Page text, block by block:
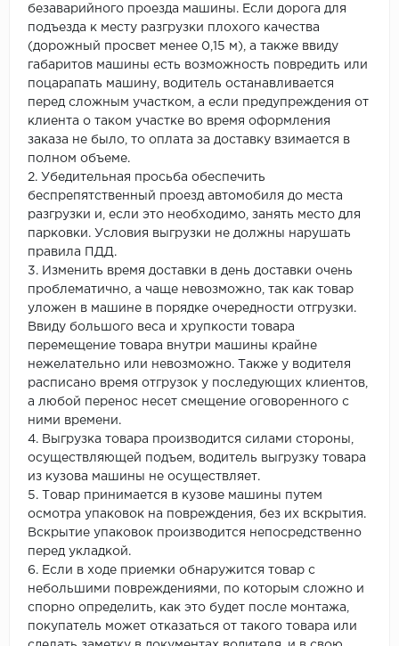
безаварийного проезда машины. Если дорога для
подъезда к месту разгрузки плохого качества
(дорожный просвет менее 0,15 м), а также ввиду
габаритов машины есть возможность повредить или
поцарапать машину, водитель останавливается
перед сложным участком, а если предупреждения от
клиента о таком участке во время оформления
заказа не было, то оплата за доставку взимается в
полном объеме.
2. Убедительная просьба обеспечить
беспрепятственный проезд автомобиля до места
разгрузки и, если это необходимо, занять место для
парковки. Условия выгрузки не должны нарушать
правила ПДД.
3. Изменить время доставки в день доставки очень
проблематично, а чаще невозможно, так как товар
уложен в машине в порядке очередности отгрузки.
Ввиду большого веса и хрупкости товара
перемещение товара внутри машины крайне
нежелательно или невозможно. Также у водителя
расписано время отгрузок у последующих клиентов,
а любой перенос несет смещение оговоренного с
ними времени.
4. Выгрузка товара производится силами стороны,
осуществляющей подъем, водитель выгрузку товара
из кузова машины не осуществляет.
5. Товар принимается в кузове машины путем
осмотра упаковок на повреждения, без их вскрытия.
Вскрытие упаковок производится непосредственно
перед укладкой.
6. Если в ходе приемки обнаружится товар с
небольшими повреждениями, по которым сложно и
спорно определить, как это будет после монтажа,
покупатель может отказаться от такого товара или